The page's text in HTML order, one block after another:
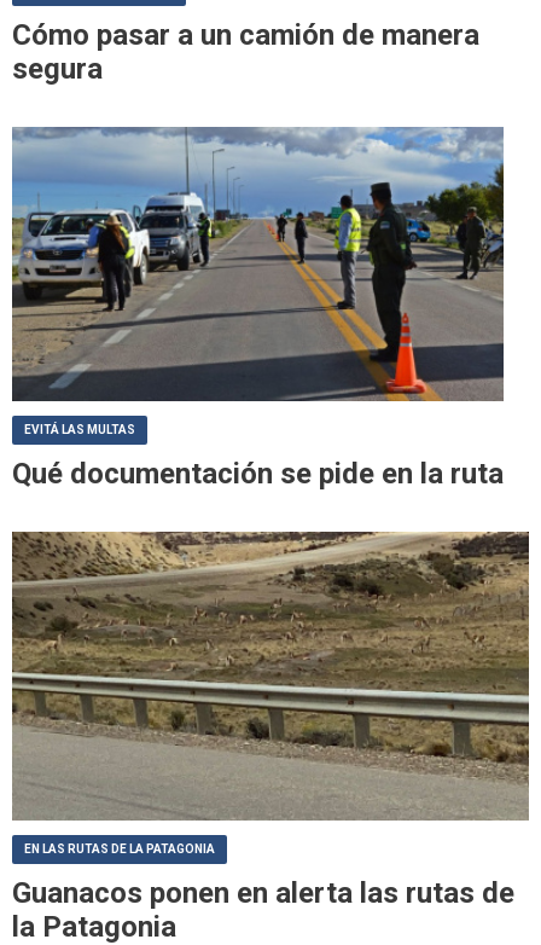
Cómo pasar a un camión de manera
segura
EVITÁ LAS MULTAS
Qué documentación se pide en la ruta
EN LAS RUTAS DE LA PATAGONIA
Guanacos ponen en alerta las rutas de
la Patagonia